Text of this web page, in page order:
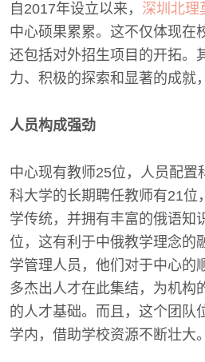
自2017年设立以来， 深圳北理
中心硕果累累。这不仅体现在
还包括对外招生项目的开拓。
力、积极的探索和显著的成就
人员构成强劲
中心现有教师25位，人员配置
科大学的长期聘任教师有21位
学传统，并拥有丰富的俄语知
位，这有利于中俄教学理念的
学管理人员，他们对于中心的
多杰出人才在此集结，为机构
的人才基础。而且，这个团队
学内，借助学校资源不断壮大。